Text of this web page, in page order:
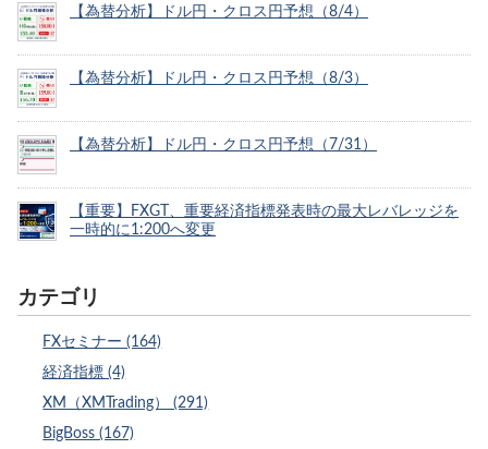
【為替分析】ドル円・クロス円予想（8/4）
【為替分析】ドル円・クロス円予想（8/3）
【為替分析】ドル円・クロス円予想（7/31）
【重要】FXGT、重要経済指標発表時の最大レバレッジを
一時的に1:200へ変更
カテゴリ
FXセミナー (164)
経済指標 (4)
XM（XMTrading） (291)
BigBoss (167)